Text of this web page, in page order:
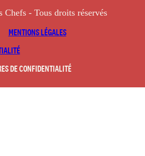
Chefs - Tous droits réservés
MENTIONS LÉGALES
DE CONFIDENTIALITÉ